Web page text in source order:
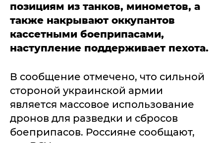
позициям из танков, минометов, а
также накрывают оккупантов
кассетными боеприпасами,
наступление поддерживает пехота.
В сообщение отмечено, что сильной
стороной украинской армии
является массовое использование
дронов для разведки и сбросов
боеприпасов. Россияне сообщают,